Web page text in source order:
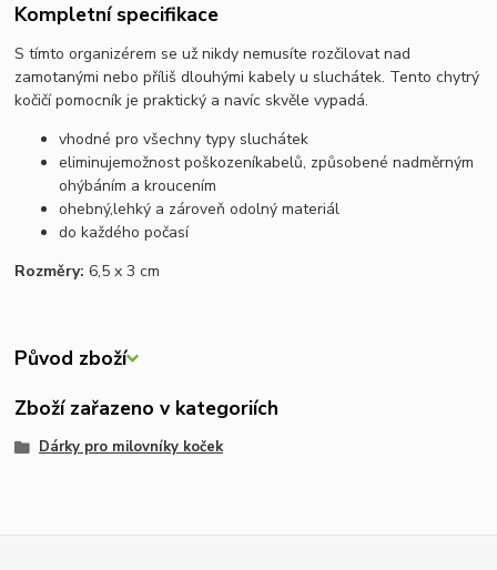
Kompletní specifikace
S tímto organizérem se už nikdy nemusíte rozčilovat nad
zamotanými nebo příliš dlouhými kabely u sluchátek. Tento chytrý
kočičí pomocník je praktický a navíc skvěle vypadá.
vhodné pro všechny typy sluchátek
eliminujemožnost poškozeníkabelů, způsobenénadměrným
ohýbáním a kroucením
ohebný,lehký a zároveň odolný materiál
do každého počasí
Rozměry: 6,5 x 3 cm
Původ zboží
Zboží zařazeno v kategoriích
Dárky pro milovníky koček